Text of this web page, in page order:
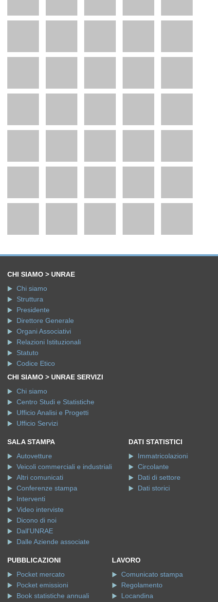
CHI SIAMO > UNRAE
Chi siamo
Struttura
Presidente
Direttore Generale
Organi Associativi
Relazioni Istituzionali
Statuto
Codice Etico
CHI SIAMO > UNRAE SERVIZI
Chi siamo
Centro Studi e Statistiche
Ufficio Analisi e Progetti
Ufficio Servizi
SALA STAMPA
Autovetture
Veicoli commerciali e industriali
Altri comunicati
Conferenze stampa
Interventi
Video interviste
Dicono di noi
Dall'UNRAE
Dalle Aziende associate
DATI STATISTICI
Immatricolazioni
Circolante
Dati di settore
Dati storici
PUBBLICAZIONI
Pocket mercato
Pocket emissioni
Book statistiche annuali
LAVORO
Comunicato stampa
Regolamento
Locandina